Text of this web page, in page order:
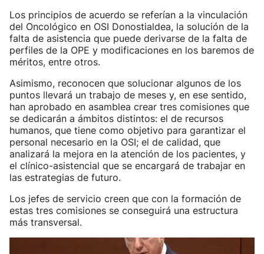
Los principios de acuerdo se referían a la vinculación
del Oncológico en OSI Donostialdea, la solución de la
falta de asistencia que puede derivarse de la falta de
perfiles de la OPE y modificaciones en los baremos de
méritos, entre otros.
Asimismo, reconocen que solucionar algunos de los
puntos llevará un trabajo de meses y, en ese sentido,
han aprobado en asamblea crear tres comisiones que
se dedicarán a ámbitos distintos: el de recursos
humanos, que tiene como objetivo para garantizar el
personal necesario en la OSI; el de calidad, que
analizará la mejora en la atención de los pacientes, y
el clínico-asistencial que se encargará de trabajar en
las estrategias de futuro.
Los jefes de servicio creen que con la formación de
estas tres comisiones se conseguirá una estructura
más transversal.